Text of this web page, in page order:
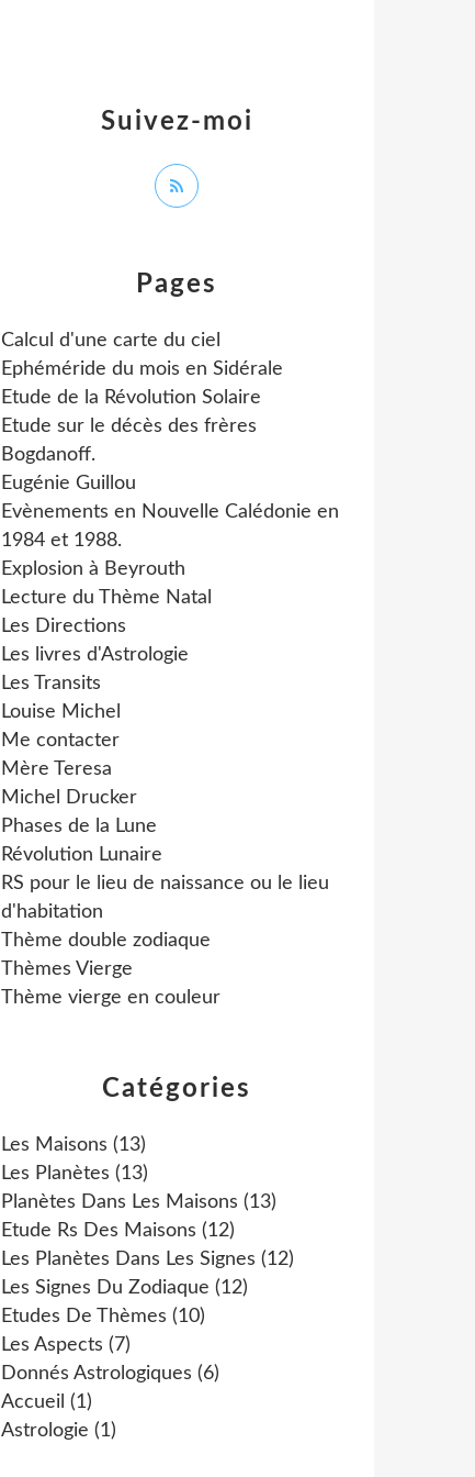
Catégories
Les Maisons (13)
Les Planètes (13)
Planètes Dans Les Maisons (13)
Etude Rs Des Maisons (12)
Les Planètes Dans Les Signes (12)
Les Signes Du Zodiaque (12)
Etudes De Thèmes (10)
Les Aspects (7)
Donnés Astrologiques (6)
Accueil (1)
Astrologie (1)
Pages
Calcul d'une carte du ciel
Ephéméride du mois en Sidérale
Etude de la Révolution Solaire
Etude sur le décès des frères
Bogdanoff.
Eugénie Guillou
Evènements en Nouvelle Calédonie en
1984 et 1988.
Explosion à Beyrouth
Lecture du Thème Natal
Les Directions
Les livres d'Astrologie
Les Transits
Louise Michel
Me contacter
Mère Teresa
Michel Drucker
Phases de la Lune
Révolution Lunaire
RS pour le lieu de naissance ou le lieu
d'habitation
Thème double zodiaque
Thèmes Vierge
Thème vierge en couleur
Suivez-moi